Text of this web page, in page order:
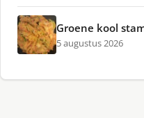
Groene kool
5 augustus 2026